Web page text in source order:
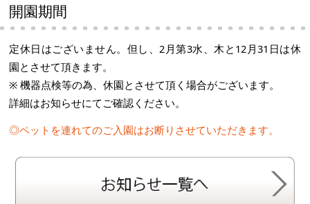
開園期間
定休日はございません。但し、2月第3水、木と12月31日は休
園とさせて頂きます。
※ 機器点検等の為、休園とさせて頂く場合がございます。
詳細はお知らせにてご確認ください。
◎ペットを連れてのご入園はお断りさせていただきます。